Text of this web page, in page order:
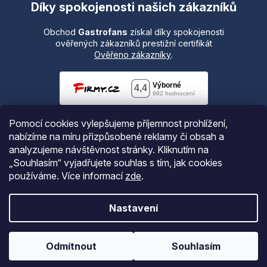
Pomocí cookies vylepšujeme příjemnost prohlížení,
nabízíme na míru přizpůsobené reklamy či obsah a
analyzujeme návštěvnost stránky. Kliknutím na
„Souhlasím“ vyjadřujete souhlas s tím, jak cookies
používáme. Více informací zde.
Nastavení
Odmítnout Souhlasím
Díky spokojenosti našich zákazníků
Obchod Gastrofans získal díky spokojenosti
ověřených zákazníků prestižní certifikát
Ověřeno zákazníky.
Gastrofans.cz
Upravit nastavení cookies